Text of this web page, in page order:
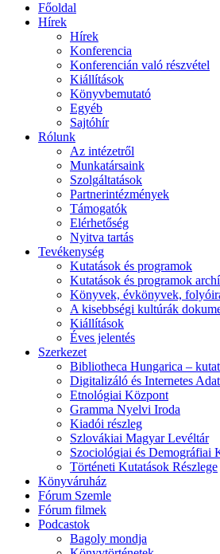
Főoldal
Hírek
Hírek
Konferencia
Konferencián való részvétel
Kiállítások
Könyvbemutató
Egyéb
Sajtóhír
Rólunk
Az intézetről
Munkatársaink
Szolgáltatások
Partnerintézmények
Támogatók
Elérhetőség
Nyitva tartás
Tevékenység
Kutatások és programok
Kutatások és programok
Könyvek, évkönyvek,
A kisebbségi kultúrák
Kiállítások
Éves jelentés
Szerkezet
Bibliotheca Hungarica –
Digitalizáló és Internetes
Etnológiai Központ
Gramma Nyelvi Iroda
Kiadói részleg
Szlovákiai Magyar Levéltár
Szociológiai és Demográfiai
Történeti Kutatások Részlege
Könyváruház
Fórum Szemle
Fórum filmek
Podcastok
Bagoly mondja